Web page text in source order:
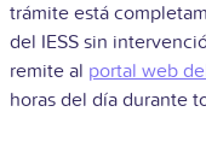
trámite está
del IESS sin
remite al portal web
horas del día durante